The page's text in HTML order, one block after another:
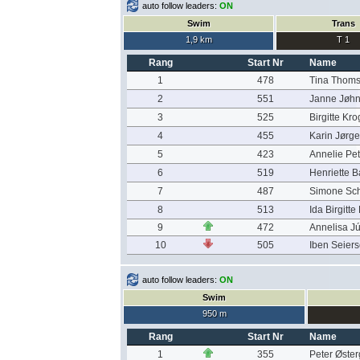
auto follow leaders: ON
Swim
1,9 km
Trans
T 1
Rang Start Nr
Name
1
478
Tina
2
551
Janne
3
525
Birgitte
4
455
Karin
5
423
Annelie
6
519
Henriette
7
487
Simone
8
513
Ida Birgitte
9
472
Annelisa
10
505 Iben
auto follow leaders: ON
Swim
950 m
Rang Start Nr
Name
1
355 Peter